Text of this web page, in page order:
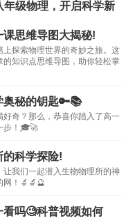
级物理，开启科学新
思维导图大揭秘!
探索物理世界的奇妙之旅。这
知识点思维导图，助你轻松掌
奥秘的钥匙🔑📚
奇？那么，恭喜你踏入了高一
步！🎓🚀
的科学探险!
我们一起潜入生物物理所的神
网！🔬🔬🔮
吗🧐科普视频如何